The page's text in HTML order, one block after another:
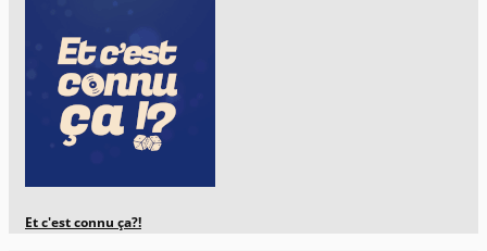
Et c'est connu ça?!